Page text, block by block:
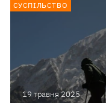
19 травня 2025
СУСПІЛЬСТВО